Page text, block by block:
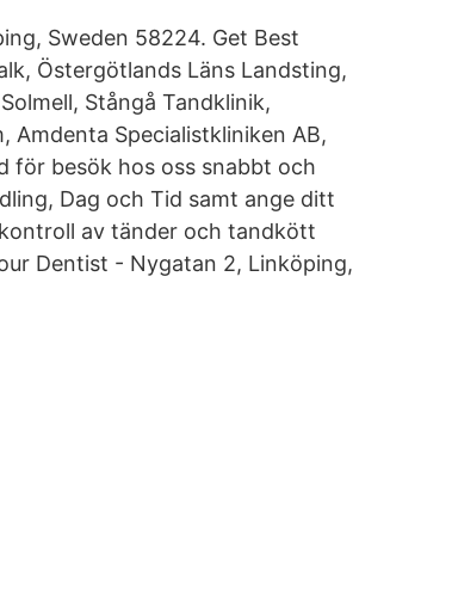
Sweden 58224. Get Best
Östergötlands Läns Landsting,
Stångå Tandklinik,
Amdenta Specialistkliniken AB,
för besök hos oss snabbt och
Dag och Tid samt ange ditt
av tänder och tandkött
Dentist - Nygatan 2, Linköping,